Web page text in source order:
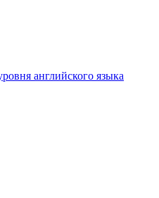
английского языка